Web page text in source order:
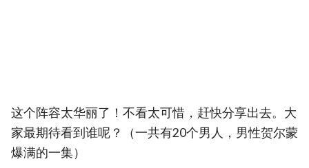
这个阵容太华丽了！不看太可惜，赶快分享出去。大
家最期待看到谁呢？（一共有20个男人，男性贺尔蒙
爆满的一集）